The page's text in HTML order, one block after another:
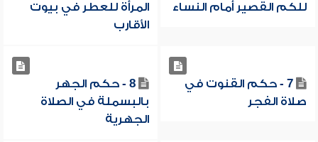
للكم القصير أمام النساء
المرأة للعطر في بيوت
الأقارب
7 - حكم القنوت في
صلاة الفجر
8 - حكم الجهر
بالبسملة في الصلاة
الجهرية